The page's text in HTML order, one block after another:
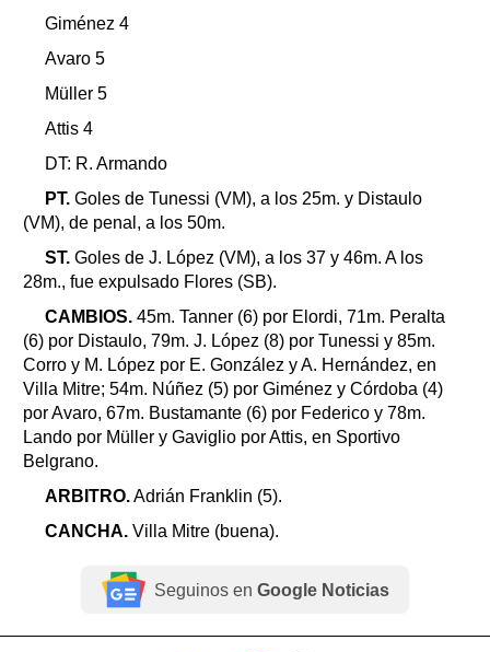
Giménez 4
Avaro 5
Müller 5
Attis 4
DT: R. Armando
PT. Goles de Tunessi (VM), a los 25m. y Distaulo
(VM), de penal, a los 50m.
ST. Goles de J. López (VM), a los 37 y 46m. A los
28m., fue expulsado Flores (SB).
CAMBIOS. 45m. Tanner (6) por Elordi, 71m. Peralta
(6) por Distaulo, 79m. J. López (8) por Tunessi y 85m.
Corro y M. López por E. González y A. Hernández, en
Villa Mitre; 54m. Núñez (5) por Giménez y Córdoba (4)
por Avaro, 67m. Bustamante (6) por Federico y 78m.
Lando por Müller y Gaviglio por Attis, en Sportivo
Belgrano.
ARBITRO.Adrián Franklin (5).
CANCHA. Villa Mitre (buena).
Seguinos en Google Noticias